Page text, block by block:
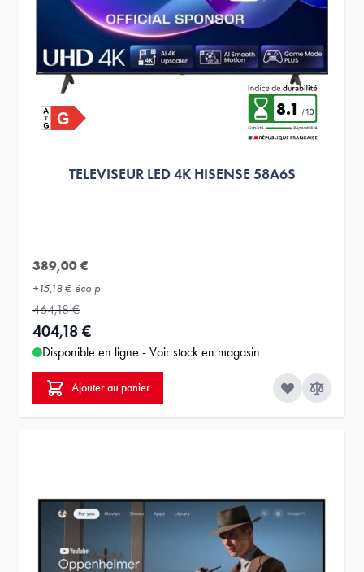
8.1
TELEVISEUR LED 4K HISENSE 58A6S
389,00 €
+15,18 € éco-p
464,18 €
404,18 €
Disponible en ligne - Voir stock en magasin
Ajouter au panier